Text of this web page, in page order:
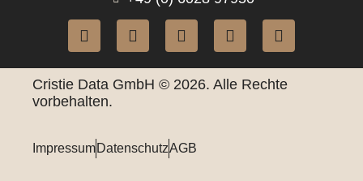
Cristie Data GmbH © 2026. Alle Rechte
vorbehalten.
ImpressumDatenschutzAGB